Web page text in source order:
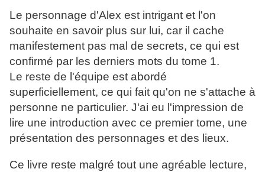
Le personnage d'Alex est intrigant et l'on
souhaite en savoir plus sur lui, car il cache
manifestement pas mal de secrets, ce qui est
confirmé par les derniers mots du tome 1.
Le reste de l'équipe est abordé
superficiellement, ce qui fait qu'on ne s'attache à
personne ne particulier. J'ai eu l'impression de
lire une introduction avec ce premier tome, une
présentation des personnages et des lieux.
Ce livre reste malgré tout une agréable lecture,